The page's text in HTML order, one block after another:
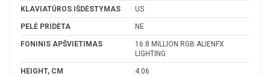
KLAVIATŪROS IŠDĖSTYMAS US
PELĖ PRIDĖTA NE
FONINIS APŠVIETIMAS
16.8 MILLION RGB ALIENFX
LIGHTING
HEIGHT, CM 4.06